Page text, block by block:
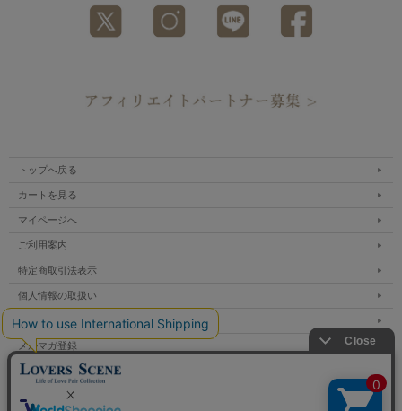
トップへ戻る
カートを見る
マイページへ
ご利用案内
特定商取引法表示
個人情報の取扱い
サイトマップ
メルマガ登録
お問い合わせ